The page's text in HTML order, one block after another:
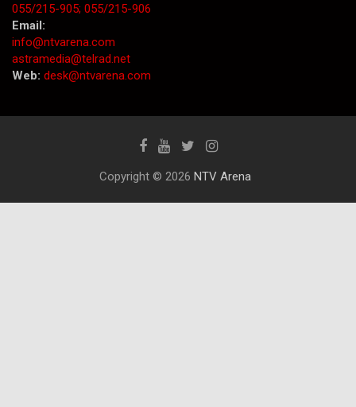
055/215-905; 055/215-906
Email:
info@ntvarena.com
astramedia@telrad.net
Web: desk@ntvarena.com
Copyright © 2026 NTV Arena